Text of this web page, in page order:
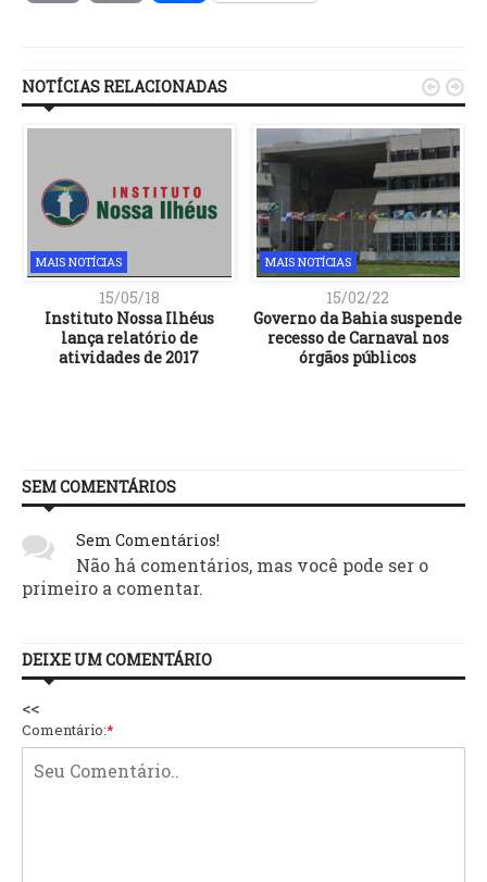
NOTÍCIAS RELACIONADAS
MAIS NOTÍCIAS
15/05/18
Instituto Nossa Ilhéus
lança relatório de
atividades de 2017
MAIS NOTÍCIAS
15/02/22
Governo da Bahia suspende
recesso de Carnaval nos
órgãos públicos
 
SEM COMENTÁRIOS
Sem Comentários!
Não há comentários, mas você pode ser o
primeiro a comentar.
DEIXE UM COMENTÁRIO
<<
Comentário:*